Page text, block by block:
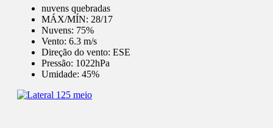
nuvens quebradas
MÁX/MÍN: 28/17
Nuvens: 75%
Vento: 6.3 m/s
Direção do vento: ESE
Pressão: 1022hPa
Umidade: 45%